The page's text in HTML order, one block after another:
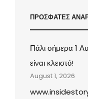
ΠΡΟΣΦΑΤΕΣ
Πάλι σήμερα 1
είναι κλειστό!
August 1, 2026